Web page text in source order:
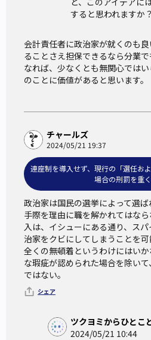
すると思われますか？
会計責任者に政治家が就くのも
ることさえ担保できるなら分業
なれば、少なくとも無関心では
のことに価値があると思います。
チャールズ
2024/05/21 19:37
連座制を導入せず、現行の「選任お
場合の刑罰を重く
政治家は国民の選挙によって選
手際を理由に職を解かれてはな
入は、イシューにある通り、ス
治家をクビにしてしまうことを
全くの無頓着というわけにはい
な瑕疵が認められた場合を除い
ではない。
シェア
ツクヨミからひとこ
2024/05/21 10:44